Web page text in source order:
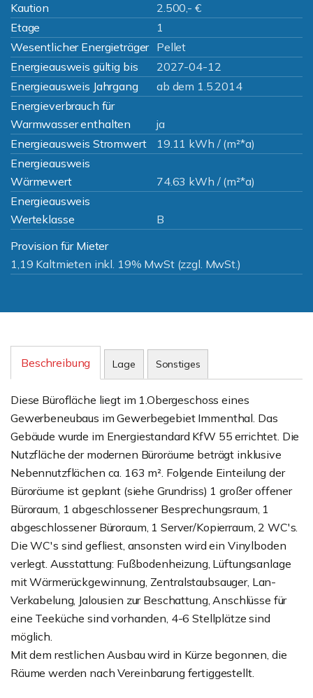
Kaution
2.500,- €
Etage
1
Wesentlicher Energieträger Pellet
Energieausweis gültig bis
2027-04-12
Energieausweis Jahrgang
ab dem 1.5.2014
Energieverbrauch für
Warmwasser enthalten
ja
Energieausweis Stromwert
19.11 kWh / (m²*a)
Energieausweis
Wärmewert
74.63 kWh / (m²*a)
Energieausweis
Werteklasse
B
Provision für Mieter
1,19 Kaltmieten inkl. 19% MwSt (zzgl. MwSt.)
Beschreibung Lage Sonstiges
Diese Bürofläche liegt im 1.Obergeschoss eines
Gewerbeneubaus im Gewerbegebiet Immenthal. Das
Gebäude wurde im Energiestandard KfW 55 errichtet. Die
Nutzfläche der modernen Büroräume beträgt inklusive
Nebennutzflächen ca. 163 m². Folgende Einteilung der
Büroräume ist geplant (siehe Grundriss) 1 großer offener
Büroraum, 1 abgeschlossener Besprechungsraum, 1
abgeschlossener Büroraum, 1 Server/Kopierraum, 2 WC's.
Die WC's sind gefliest, ansonsten wird ein Vinylboden
verlegt. Ausstattung: Fußbodenheizung, Lüftungsanlage
mit Wärmerückgewinnung, Zentralstaubsauger, Lan-
Verkabelung, Jalousien zur Beschattung, Anschlüsse für
eine Teeküche sind vorhanden, 4-6 Stellplätze sind
möglich.
Mit dem restlichen Ausbau wird in Kürze begonnen, die
Räume werden nach Vereinbarung fertiggestellt.